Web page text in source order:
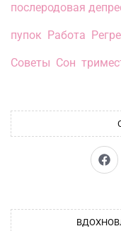
послеродовая
пупок Работа
Советы Сон